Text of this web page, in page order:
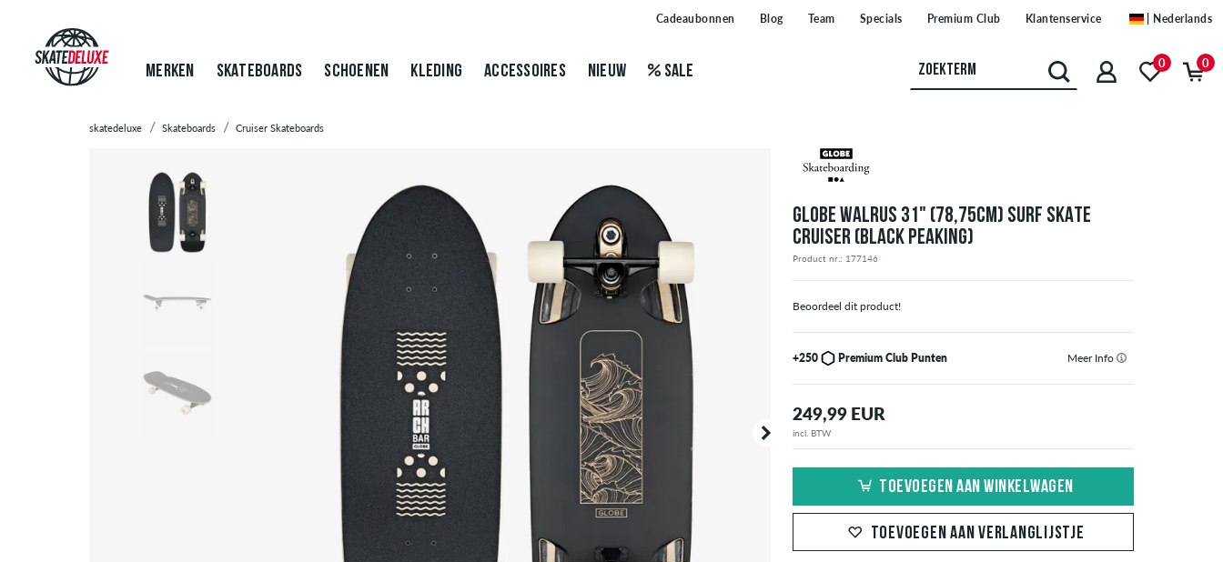
Cadeaubonnen Blog Team Specials Premium Club Klantenservice | Nederlands
MERKEN SKATEBOARDS SCHOENEN KLEDING ACCESSOIRES NIEUW SALE 0 0
skatedeluxe Skateboards Cruiser Skateboards
GLOBE WALRUS 31" (78,75CM) SURF SKATE
CRUISER (BLACK PEAKING)
Product nr.: 177146
Beoordeel dit product!
+250 Premium Club Punten Meer Info
249,99 EUR
incl. BTW
TOEVOEGEN AAN WINKELWAGEN
TOEVOEGEN AAN VERLANGLIJSTJE